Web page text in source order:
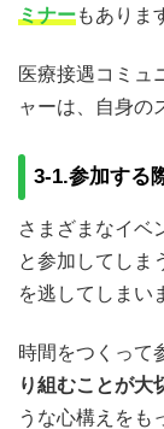
ミナーもありま
医療接遇コミュ
ャーは、自身の
3-1.参加する
さまざまなイベ
と参加してしま
を逃してしまい
時間をつくって
り組むことが大
うな心構えをも